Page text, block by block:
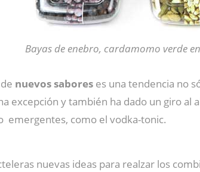
Bayas de enebro, cardamomo verde
nuevos sabores es una tendencia no
excepción y también ha dado un giro al
emergentes, como el vodka-tonic.
nuevas ideas para realzar los